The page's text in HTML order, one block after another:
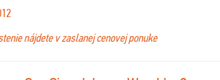
nájdete v zaslanej cenovej ponuke